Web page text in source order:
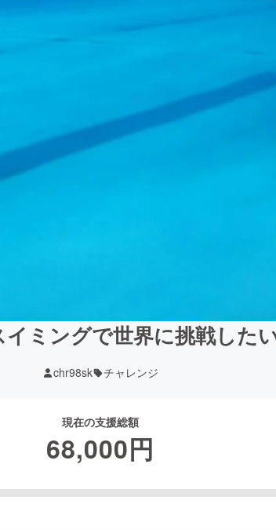
イミングで世界に挑戦した
chr98sk チャレンジ
現在の支援総額
68,000円